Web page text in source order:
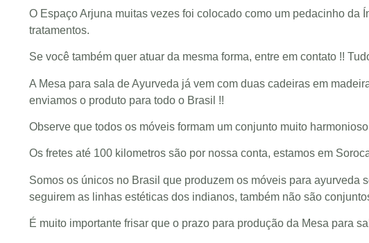
O Espaço Arjuna muitas vezes foi colocado como um pedacinho
tratamentos.
Se você também quer atuar da mesma forma, entre em contato !!
A Mesa para sala de Ayurveda já vem com duas cadeiras em
enviamos o produto para todo o Brasil !!
Observe que todos os móveis formam um conjunto muito
Os fretes até 100 kilometros são por nossa conta, estamos em
Somos os únicos no Brasil que produzem os móveis para
seguirem as linhas estéticas dos indianos, também não são
É muito importante frisar que o prazo para produção da Mesa para